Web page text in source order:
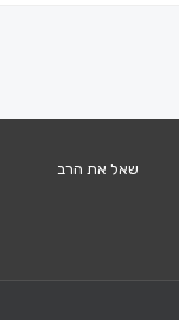
שאל את הרב